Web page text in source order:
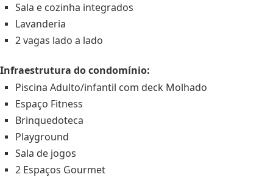
Sala e cozinha integrados
Lavanderia
2 vagas lado a lado
Infraestrutura do condomínio:
Piscina Adulto/infantil com deck Molhado
Espaço Fitness
Brinquedoteca
Playground
Sala de jogos
2 Espaços Gourmet